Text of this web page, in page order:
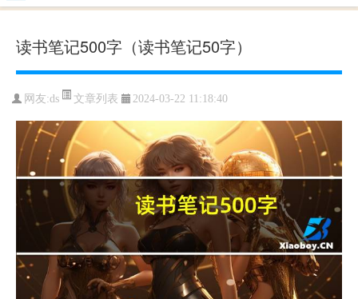
读书笔记500字（读书笔记50字）
网友:ds 文章列表 2024-03-22 11:18:40